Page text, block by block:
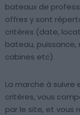
bateaux de
offres y sont
critères (date,
bateau,
cabines etc).
La marche à suivre
critères, vous
par le site, et vous